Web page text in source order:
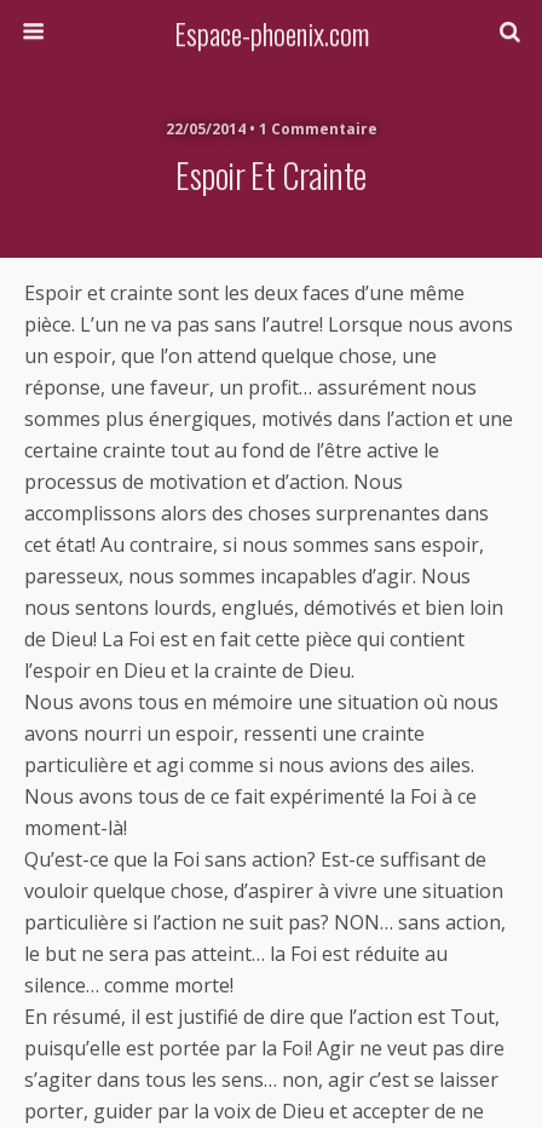
Espace-phoenix.com
22/05/2014 • 1 Commentaire
Espoir Et Crainte
Espoir et crainte sont les deux faces d’une même
pièce. L’un ne va pas sans l’autre! Lorsque nous avons
un espoir, que l’on attend quelque chose, une
réponse, une faveur, un profit… assurément nous
sommes plus énergiques, motivés dans l’action et une
certaine crainte tout au fond de l’être active le
processus de motivation et d’action. Nous
accomplissons alors des choses surprenantes dans
cet état! Au contraire, si nous sommes sans espoir,
paresseux, nous sommes incapables d’agir. Nous
nous sentons lourds, englués, démotivés et bien loin
de Dieu! La Foi est en fait cette pièce qui contient
l’espoir en Dieu et la crainte de Dieu.
Nous avons tous en mémoire une situation où nous
avons nourri un espoir, ressenti une crainte
particulière et agi comme si nous avions des ailes.
Nous avons tous de ce fait expérimenté la Foi à ce
moment-là!
Qu’est-ce que la Foi sans action? Est-ce suffisant de
vouloir quelque chose, d’aspirer à vivre une situation
particulière si l’action ne suit pas? NON… sans action,
le but ne sera pas atteint… la Foi est réduite au
silence… comme morte!
En résumé, il est justifié de dire que l’action est Tout,
puisqu’elle est portée par la Foi! Agir ne veut pas dire
s’agiter dans tous les sens… non, agir c’est se laisser
porter, guider par la voix de Dieu et accepter de ne